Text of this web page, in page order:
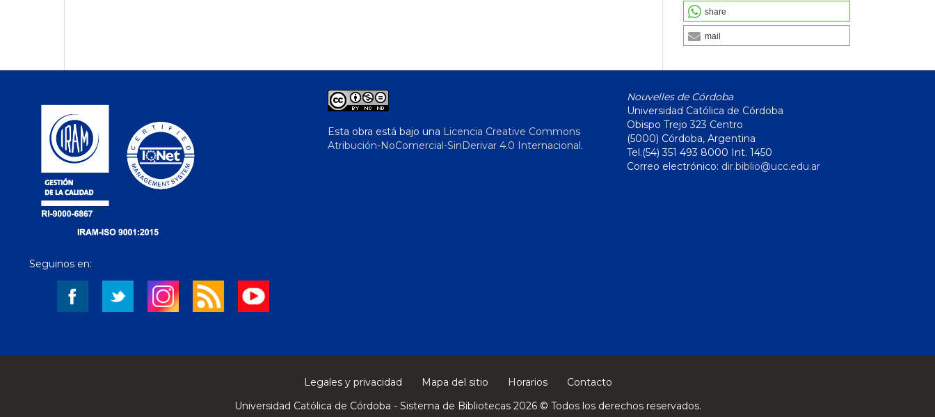
share
mail
Seguinos en:
Esta obra está bajo una Licencia Creative Commons
Atribución-NoComercial-SinDerivar 4.0 Internacional.
Nouvelles de Córdoba
Universidad Católica de Córdoba
Obispo Trejo 323 Centro
(5000) Córdoba, Argentina
Tel.(54) 351 493 8000 Int. 1450
Correo electrónico: dir.biblio@ucc.edu.ar
Legales y privacidad Mapa del sitio Horarios
Contacto
Universidad Católica de Córdoba - Sistema de Bibliotecas 2026 © Todos los derechos reservados.